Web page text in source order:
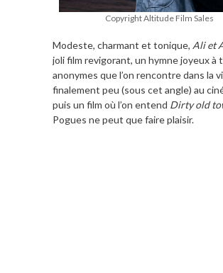
Copyright Altitude Film Sales
Modeste, charmant et tonique, Ali et
joli film revigorant, un hymne joyeux à
anonymes que l’on rencontre dans la
finalement peu (sous cet angle) au
puis un film où l’on entend Dirty old
Pogues ne peut que faire plaisir.